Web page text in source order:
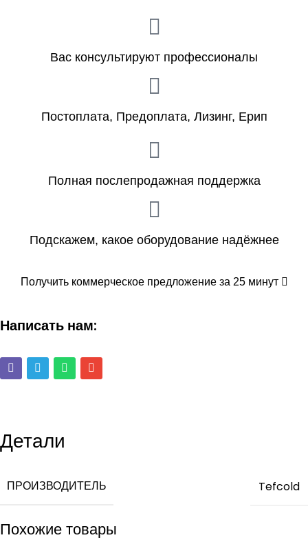
Вас консультируют профессионалы
Постоплата, Предоплата, Лизинг, Ерип
Полная послепродажная поддержка
Подскажем, какое оборудование надёжнее
Получить коммерческое предложение за 25 минут
Написать нам:
Детали
ПРОИЗВОДИТЕЛЬ Tefcold
Похожие товары